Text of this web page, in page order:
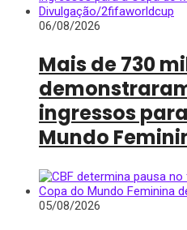
06/08/2026
Mais de 730
ingressos
Mundo
05/08/2026